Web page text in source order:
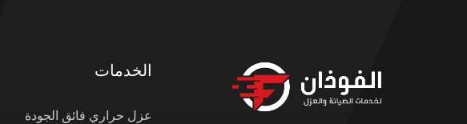
الخدمات
عزل حراري فائق الجودة